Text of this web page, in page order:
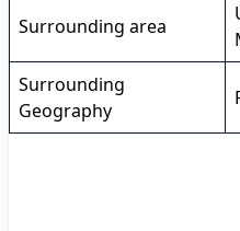
Surrounding area
Surrounding
Geography